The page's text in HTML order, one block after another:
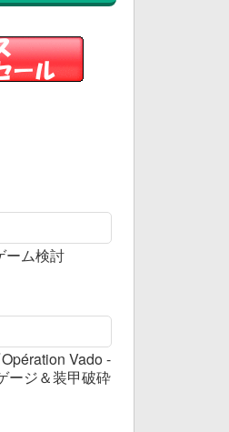
ーム検討
Vado -
ージ＆装甲破砕